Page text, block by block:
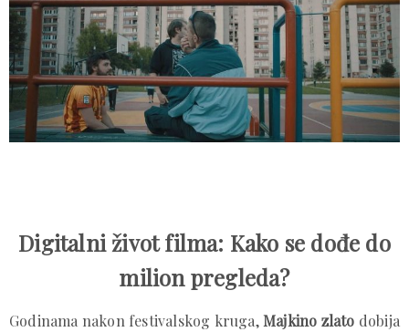
Digitalni život filma: Kako se dođe do
milion pregleda?
Godinama nakon festivalskog kruga,Majkino zlato dobija